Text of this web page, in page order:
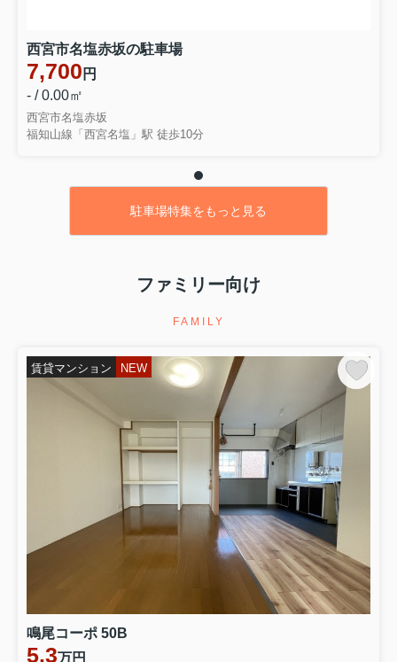
西宮市名塩赤坂の駐車場
7,700 円
- / 0.00㎡
西宮市名塩赤坂
福知山線「西宮名塩」駅 徒歩10分
駐車場特集をもっと見る
ファミリー向け
FAMILY
賃貸マンション NEW
鳴尾コーポ 50B
5.3万円